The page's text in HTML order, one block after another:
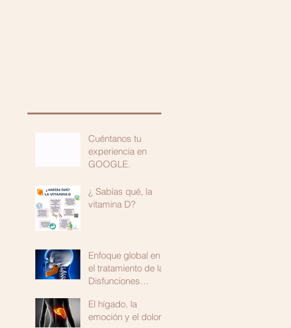
Cuéntanos tu
experiencia en
GOOGLE.
¿ Sabías qué, la
vitamina D?
Enfoque global en
el tratamiento de las
Disfunciones
es
El hígado, la
emoción y el dolor